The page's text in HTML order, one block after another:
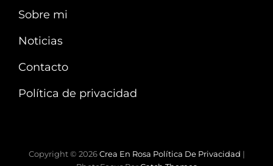
Sobre mi
Noticias
Contacto
Política de privacidad
Copyright © 2026Crea En Rosa Política De Privacidad |